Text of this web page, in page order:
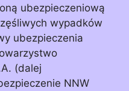
ubezpieczeniową
wypadków
ubezpieczenia
(dalej
NNW